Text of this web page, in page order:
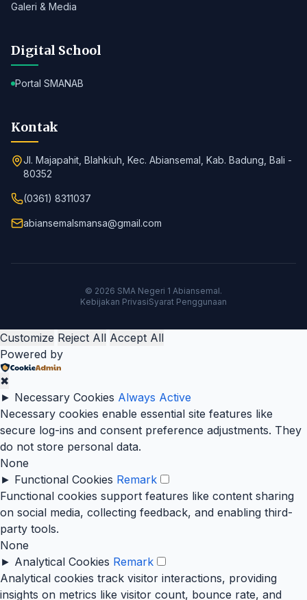
Galeri & Media
Digital School
Portal SMANAB
Kontak
Jl. Majapahit, Blahkiuh, Kec. Abiansemal, Kab. Badung, Bali -
80352
(0361) 8311037
abiansemalsmansa@gmail.com
© 2026 SMA Negeri 1 Abiansemal.
Kebijakan PrivasiSyarat Penggunaan
Customize Reject All Accept All
Powered by
✖
► Necessary Cookies Always Active
Necessary cookies enable essential site features like
secure log-ins and consent preference adjustments. They
do not store personal data.
None
► Functional Cookies Remark
Functional cookies support features like content sharing
on social media, collecting feedback, and enabling third-
party tools.
None
► Analytical Cookies Remark
Analytical cookies track visitor interactions, providing
insights on metrics like visitor count, bounce rate, and